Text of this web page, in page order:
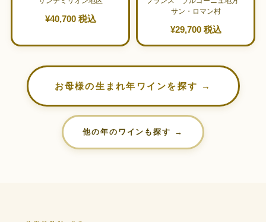
¥40,700 税込
サン・ロマン村
¥29,700 税込
お母様の生まれ年ワインを探す →
他の年のワインも探す →